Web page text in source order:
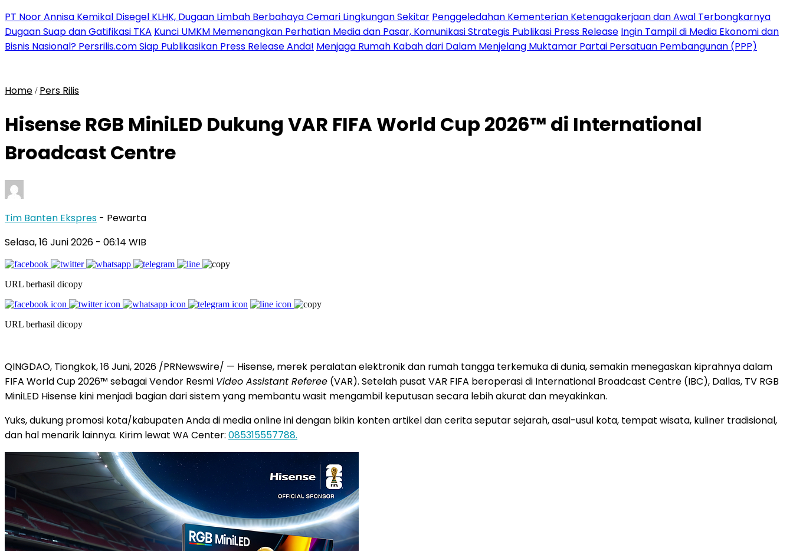
PT Noor Annisa Kemikal Disegel KLHK, Dugaan Limbah Berbahaya Cemari Lingkungan Sekitar Penggeledahan Kementerian Ketenagakerjaan dan Awal Terbongkarnya
Dugaan Suap dan Gatifikasi TKA Kunci UMKM Memenangkan Perhatian Media dan Pasar, Komunikasi Strategis Publikasi Press Release Ingin Tampil di Media Ekonomi dan
Bisnis Nasional? Persrilis.com Siap Publikasikan Press Release Anda! Menjaga Rumah Kabah dari Dalam Menjelang Muktamar Partai Persatuan Pembangunan (PPP)
Home / Pers Rilis
Hisense RGB MiniLED Dukung VAR FIFA World Cup 2026™ di International
Broadcast Centre
Tim Banten Ekspres - Pewarta
Selasa, 16 Juni 2026 - 06:14 WIB
URL berhasil dicopy
URL berhasil dicopy
QINGDAO, Tiongkok,16 Juni, 2026 /PRNewswire/ — Hisense, merek peralatan elektronik dan rumah tangga terkemuka di dunia, semakin menegaskan kiprahnya dalam
FIFA World Cup 2026™ sebagai Vendor Resmi Video Assistant Referee (VAR). Setelah pusat VAR FIFA beroperasi di International Broadcast Centre (IBC), Dallas, TV RGB
MiniLED Hisense kini menjadi bagian dari sistem yang membantu wasit mengambil keputusan secara lebih akurat dan meyakinkan.
Yuks, dukung promosi kota/kabupaten Anda di media online ini dengan bikin konten artikel dan cerita seputar sejarah, asal-usul kota, tempat wisata, kuliner tradisional,
dan hal menarik lainnya. Kirim lewat WA Center: 085315557788.